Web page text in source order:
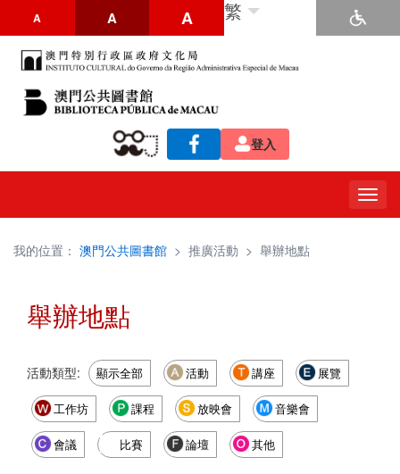
A A A 繁
登入
我的位置： 澳門公共圖書館 > 推廣活動 > 舉辦地點
舉辦地點
活動類型: 顯示全部 活動 講座 展覽
工作坊 課程 放映會 音樂會
會議 比賽 論壇 其他